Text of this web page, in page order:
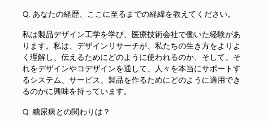
Q. あなたの経歴、ここに至るまでの経緯を教えてください。
私は製品デザイン工学を学び、医療技術会社で働いた経験があ
ります。私は、デザインリサーチが、私たちの生き方をよりよ
く理解し、伝えるためにどのように使われるのか、そして、そ
れをデザインやコデザインを通して、人々を本当にサポートす
るシステム、サービス、製品を作るためにどのように適用でき
るのかに興味を持っています。
Q. 糖尿病との関わりは？